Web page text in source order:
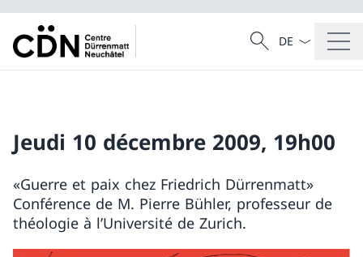
Cercare
Ricerca
Dal menu a
Jeudi 10 décembre 2009, 19h00
«Guerre et paix chez Friedrich Dürrenmatt»
Conférence de M. Pierre Bühler, professeur de
théologie à l’Université de Zurich.